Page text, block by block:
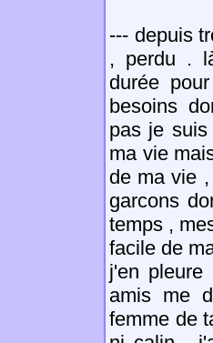
--- depuis
, perdu .
durée
besoins
pas je
ma vie
de ma vie
garcons
temps ,
facile de
j'en
amis me
femme de